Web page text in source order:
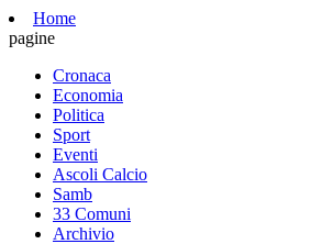
Home
pagine
Cronaca
Economia
Politica
Sport
Eventi
Ascoli Calcio
Samb
33 Comuni
Archivio